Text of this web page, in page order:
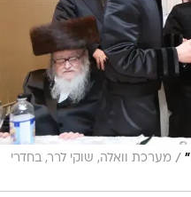
/ מערכת וואלה, שוקי לרר, בחדרי